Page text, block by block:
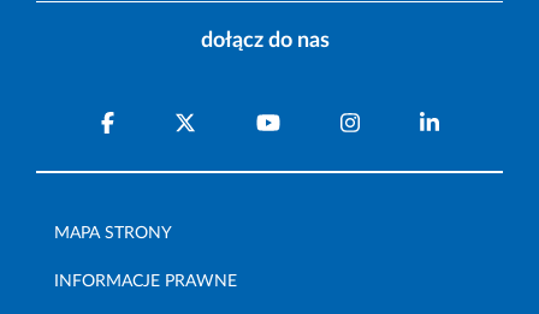
dołącz do nas
MAPA STRONY
INFORMACJE PRAWNE